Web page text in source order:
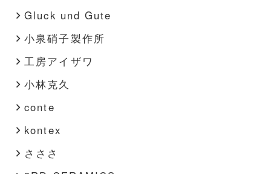
Gluck und Gute
小泉硝子製作所
工房アイザワ
小林克久
conte
kontex
さささ